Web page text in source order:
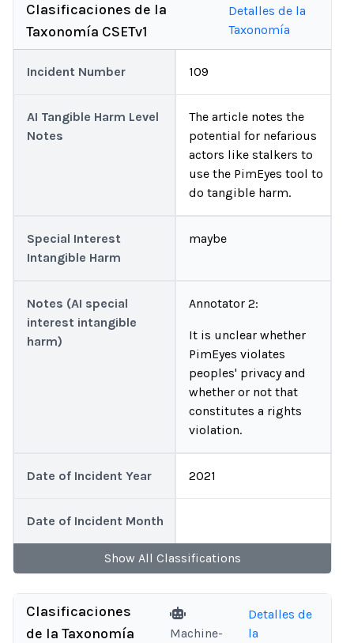
Clasificaciones de la
Taxonomía CSETv1
Detalles de la
Taxonomía
Incident Number 109
AI Tangible Harm Level
Notes
The article notes the
potential for nefarious
actors like stalkers to
use the PimEyes tool to
do tangible harm.
Special Interest
Intangible Harm
maybe
Notes (AI special
interest intangible
harm)
Annotator 2:
It is unclear whether
PimEyes violates
peoples' privacy and
whether or not that
constitutes a rights
violation.
Date of Incident Year 2021
Date of Incident Month
Show All Classifications
Clasificaciones
de la Taxonomía
Machine-
Detalles de
la